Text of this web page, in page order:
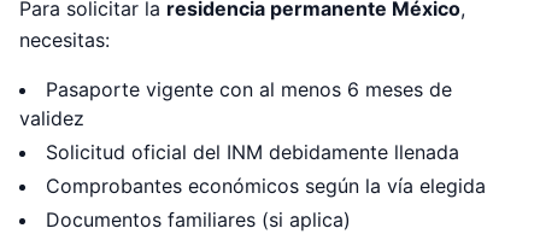
Para solicitar la residencia permanente México,
necesitas:
Pasaporte vigente con al menos 6 meses de
validez
Solicitud oficial del INM debidamente llenada
Comprobantes económicos según la vía elegida
Documentos familiares (si aplica)